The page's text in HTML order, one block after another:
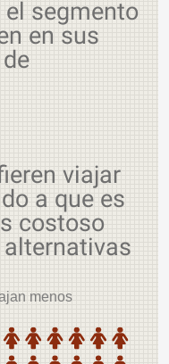
segmento
en sus
viajar
a que es
costoso
menos